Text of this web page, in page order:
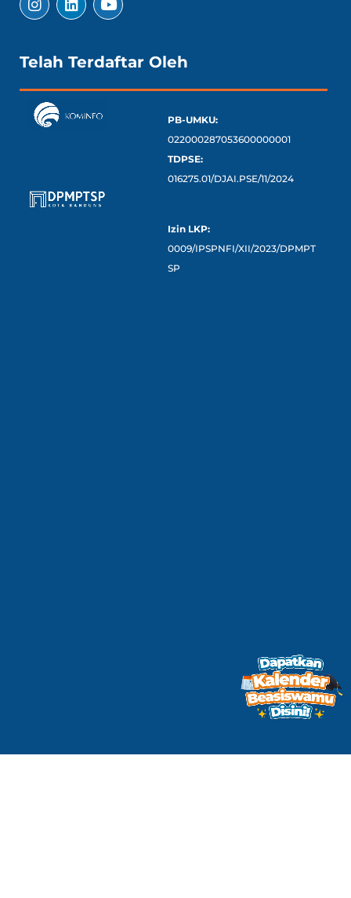
Telah Terdaftar Oleh
PB-UMKU:
022000287053600000001
TDPSE:
016275.01/DJAI.PSE/11/2024
Izin LKP:
0009/IPSPNFI/XII/2023/DPMPT
SP